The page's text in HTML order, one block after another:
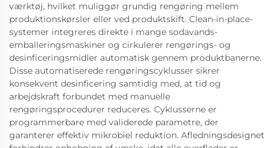
værktøj, hvilket muliggør grundig rengøring mellem
produktionskørsler eller ved produktskift. Clean-in-place-
systemer integreres direkte i mange sodavands-
emballeringsmaskiner og cirkulerer rengørings- og
desinficeringsmidler automatisk gennem produktbanerne.
Disse automatiserede rengøringscyklusser sikrer
konsekvent desinficering samtidig med, at tid og
arbejdskraft forbundet med manuelle
rengøringsprocedurer reduceres. Cyklusserne er
programmerbare med validerede parametre, der
garanterer effektiv mikrobiel reduktion. Afledningsdesignet